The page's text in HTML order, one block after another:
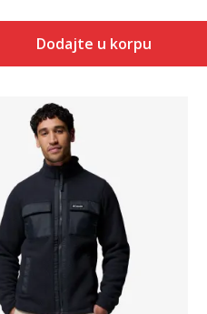
Dodajte u korpu
Uporedi